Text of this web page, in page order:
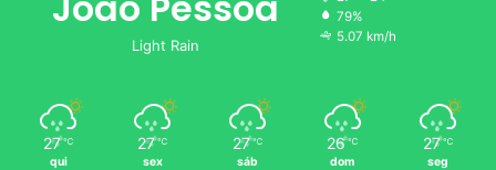
Light Rain
79%
5.07 km/h
27 ℃
qui
27 ℃
sex
27 ℃
sáb
26 ℃
dom
27 ℃
seg